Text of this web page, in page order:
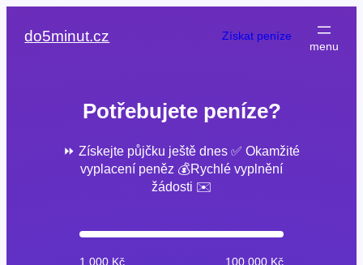
do5minut.cz Získat peníze
Potřebujete peníze?
⏩ Získejte půjčku ještě dnes ✅ Okamžité
vyplacení peněz 💰Rychlé vyplnění
žádosti ✉️
1 000 Kč 100 000 Kč